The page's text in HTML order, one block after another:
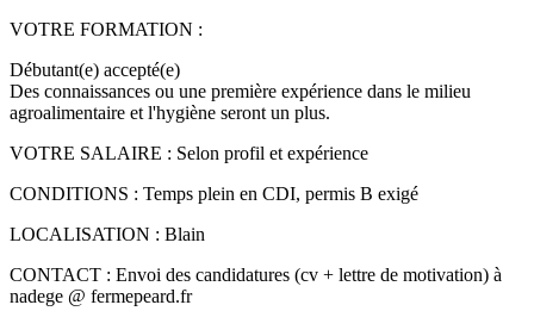
VOTRE FORMATION :
Débutant(e) accepté(e)
Des connaissances ou une première expérience dans le milieu
agroalimentaire et l'hygiène seront un plus.
VOTRE SALAIRE : Selon profil et expérience
CONDITIONS : Temps plein en CDI, permis B exigé
LOCALISATION : Blain
CONTACT : Envoi des candidatures (cv + lettre de motivation) à
nadege @ fermepeard.fr